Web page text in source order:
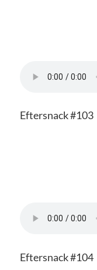
Eftersnack #103
Eftersnack #104